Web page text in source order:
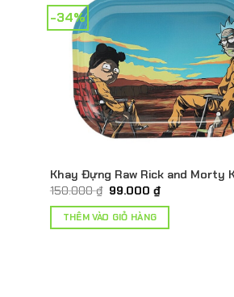
-34%
Khay Đựng Raw Rick and Morty
150.000₫ Giá
là:
150.000 ₫.
99.000₫Giá
tại
THÊM VÀO GIỎ HÀNG